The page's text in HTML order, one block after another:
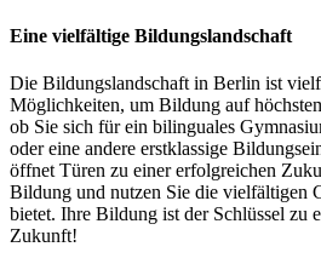
Eine vielfältige Bildungslandschaft
Die Bildungslandschaft in Berlin ist
Möglichkeiten, um Bildung auf
ob Sie sich für ein bilinguales
oder eine andere erstklassige
öffnet Türen zu einer erfolgreichen
Bildung und nutzen Sie die vielfältigen
bietet. Ihre Bildung ist der Schlüssel zu
Zukunft!